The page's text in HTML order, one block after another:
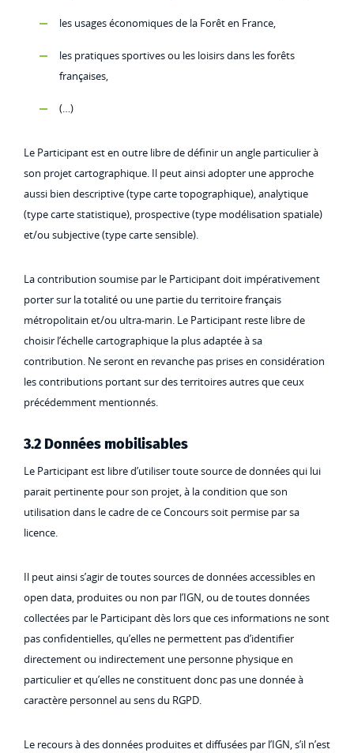
les usages économiques de la Forêt en France,
les pratiques sportives ou les loisirs dans les forêts
françaises,
(…)
Le Participant est en outre libre de définir un angle particulier à
son projet cartographique. Il peut ainsi adopter une approche
aussi bien descriptive (type carte topographique), analytique
(type carte statistique), prospective (type modélisation spatiale)
et/ou subjective (type carte sensible).
La contribution soumise par le Participant doit impérativement
porter sur la totalité ou une partie du territoire français
métropolitain et/ou ultra-marin. Le Participant reste libre de
choisir l’échelle cartographique la plus adaptée à sa
contribution. Ne seront en revanche pas prises en considération
les contributions portant sur des territoires autres que ceux
précédemment mentionnés.
3.2 Données mobilisables
Le Participant est libre d’utiliser toute source de données qui lui
parait pertinente pour son projet, à la condition que son
utilisation dans le cadre de ce Concours soit permise par sa
licence.
Il peut ainsi s’agir de toutes sources de données accessibles en
open data, produites ou non par l’IGN, ou de toutes données
collectées par le Participant dès lors que ces informations ne sont
pas confidentielles, qu’elles ne permettent pas d’identifier
directement ou indirectement une personne physique en
particulier et qu’elles ne constituent donc pas une donnée à
caractère personnel au sens du RGPD.
Le recours à des données produites et diffusées par l’IGN, s’il n’est